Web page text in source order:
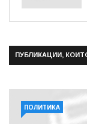
ПУБЛИКАЦИИ,
ПОЛИТИКА